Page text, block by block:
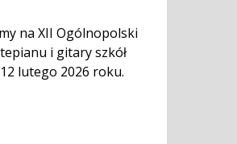
na XII Ogólnopolski
i gitary szkół
lutego 2026 roku.